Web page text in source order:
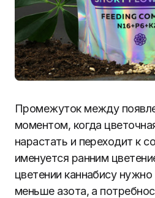
Промежуток между
моментом, когда
нарастать и переходит к
именуется ранним
цветении каннабису
меньше азота, а